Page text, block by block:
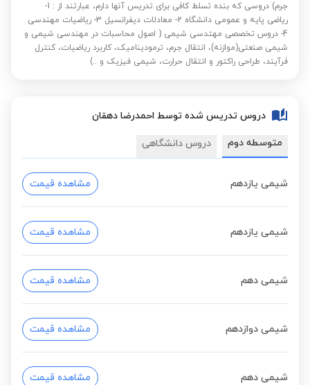
جرم) دروسی که بنده تسلط کافی برای تدریس آنها دارم، عبارتند از : 1-
ریاضی پایه و عمومی دانشگاه 2- معادلات دیفرانسیل 3- ریاضیات مهندسی
4- دروس تخصصی مهتدسی شیمی ( اصول محاسبات در مهندسی شیمی و
شیمی صنعتی(موازنه)، انتقال جرم، ترمودینامیک، کاربرد ریاضیات، کنترل
فرآیند، طراحی راکتور و انتقال حرارت، شیمی فیزیک و ..)
دروس تدریس شده توسط احمدرضا دهقان
متوسطه دوم دروس دانشگاهی
شیمی یازدهم مشاهده قیمت
شیمی یازدهم مشاهده قیمت
شیمی دهم مشاهده قیمت
شیمی دوازدهم مشاهده قیمت
شیمی دهم مشاهده قیمت